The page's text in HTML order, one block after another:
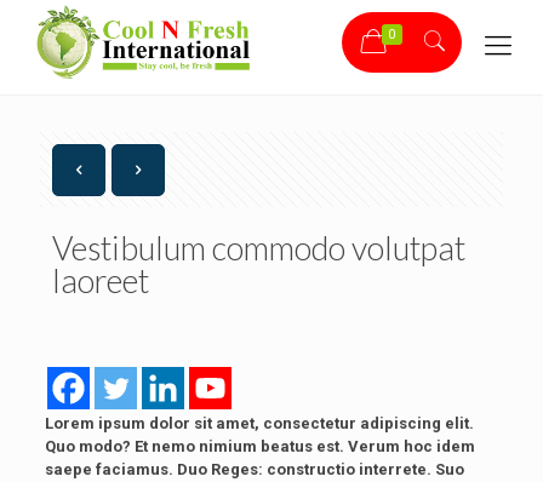
0
Vestibulum commodo volutpat
laoreet
Lorem ipsum dolor sit amet, consectetur adipiscing elit.
Quo modo? Et nemo nimium beatus est. Verum hoc idem
saepe faciamus. Duo Reges: constructio interrete. Suo